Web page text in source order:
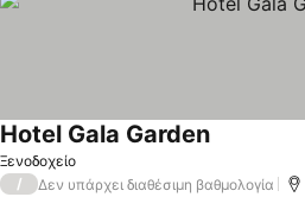
Ξενοδοχείο
Hotel Gala Garden
/ Δεν υπάρχει διαθέσιμη βαθμολογία